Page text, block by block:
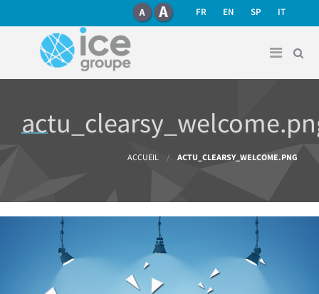
FR EN SP IT
recherche
Vous êtes ici
ACCUEIL / ACTU_CLEARSY_WELCOME.PNG